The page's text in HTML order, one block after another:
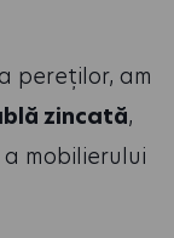
pereților, am
zincată,
mobilierului